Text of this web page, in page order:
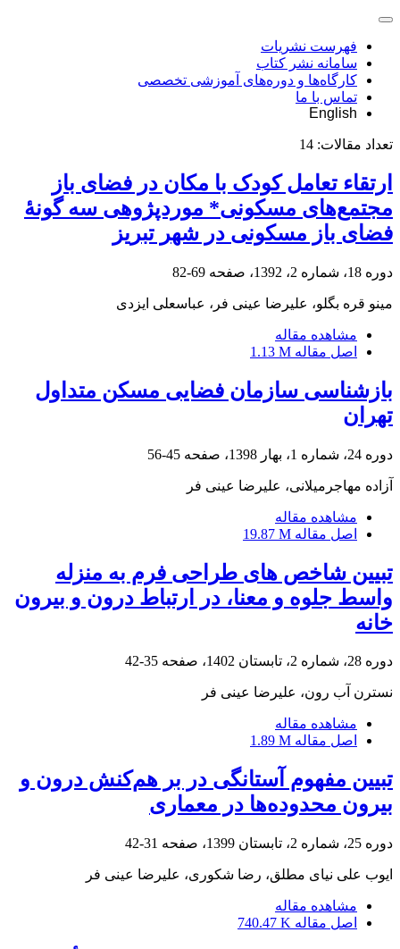
فهرست نشریات
سامانه نشر کتاب
کارگاه‌ها و دوره‌های آموزشی تخصصی
تماس با ما
English
تعداد مقالات: 14
ارتقاء تعامل کودک با مکان در فضای باز
مجتمع‌های مسکونی* موردپژوهی سه گونۀ
فضای باز مسکونی در شهر تبریز
دوره 18، شماره 2، 1392، صفحه 69-82
مینو قره بگلو، علیرضا عینی فر، عباسعلی ایزدی
مشاهده مقاله
اصل مقاله 1.13 M
بازشناسی سازمان فضایی مسکن متداول
تهران
دوره 24، شماره 1، بهار 1398، صفحه 45-56
آزاده مهاجرمیلانی، علیرضا عینی فر
مشاهده مقاله
اصل مقاله 19.87 M
تبیین شاخص های طراحی فرم به منزله
واسط جلوه و معنا، در ارتباط درون و بیرون
خانه
دوره 28، شماره 2، تابستان 1402، صفحه 35-42
نسترن آب رون، علیرضا عینی فر
مشاهده مقاله
اصل مقاله 1.89 M
تبیین مفهوم آستانگی در بر هم‌کنش درون و
بیرون محدوده‌ها در معماری
دوره 25، شماره 2، تابستان 1399، صفحه 31-42
ایوب علی نیای مطلق، رضا شکوری، علیرضا عینی فر
مشاهده مقاله
اصل مقاله 740.47 K